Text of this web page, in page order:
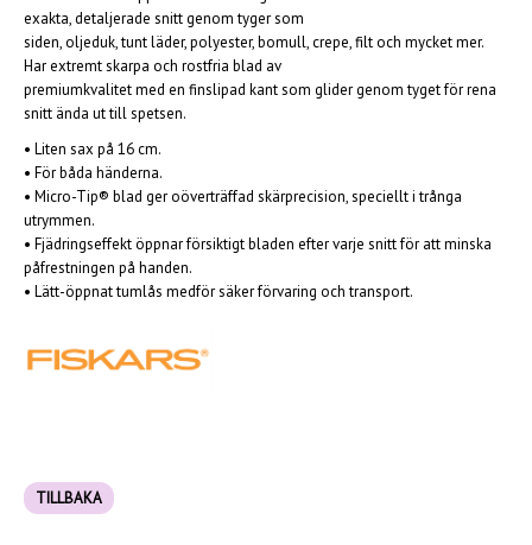
exakta, detaljerade snitt genom tyger som
siden, oljeduk, tunt läder, polyester, bomull, crepe, filt och mycket mer.
Har extremt skarpa och rostfria blad av
premiumkvalitet med en finslipad kant som glider genom tyget för rena
snitt ända ut till spetsen.
• Liten sax på 16 cm.
• För båda händerna.
• Micro-Tip® blad ger oöverträffad skärprecision, speciellt i trånga
utrymmen.
• Fjädringseffekt öppnar försiktigt bladen efter varje snitt för att minska
påfrestningen på handen.
• Lätt-öppnat tumlås medför säker förvaring och transport.
TILLBAKA